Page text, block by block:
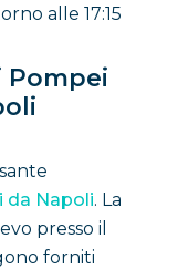
alle 17:15
Pompei
da Napoli. La
presso il
forniti